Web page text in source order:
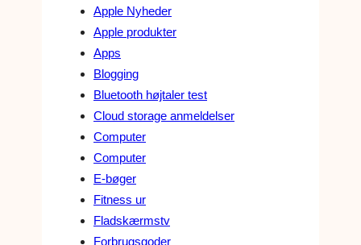
Apple Nyheder
Apple produkter
Apps
Blogging
Bluetooth højtaler test
Cloud storage anmeldelser
Computer
Computer
E-bøger
Fitness ur
Fladskærmstv
Forbrugsgoder